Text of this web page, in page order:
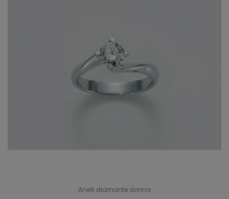
Anelli diamante donna